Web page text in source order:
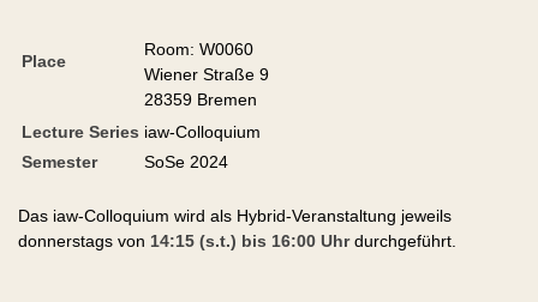
Place
Room: W0060
Wiener Straße 9
28359 Bremen
Lecture Series iaw-Colloquium
Semester
SoSe 2024
Das iaw-Colloquium wird als Hybrid-Veranstaltung jeweils
donnerstags von 14:15 (s.t.) bis 16:00 Uhrdurchgeführt.